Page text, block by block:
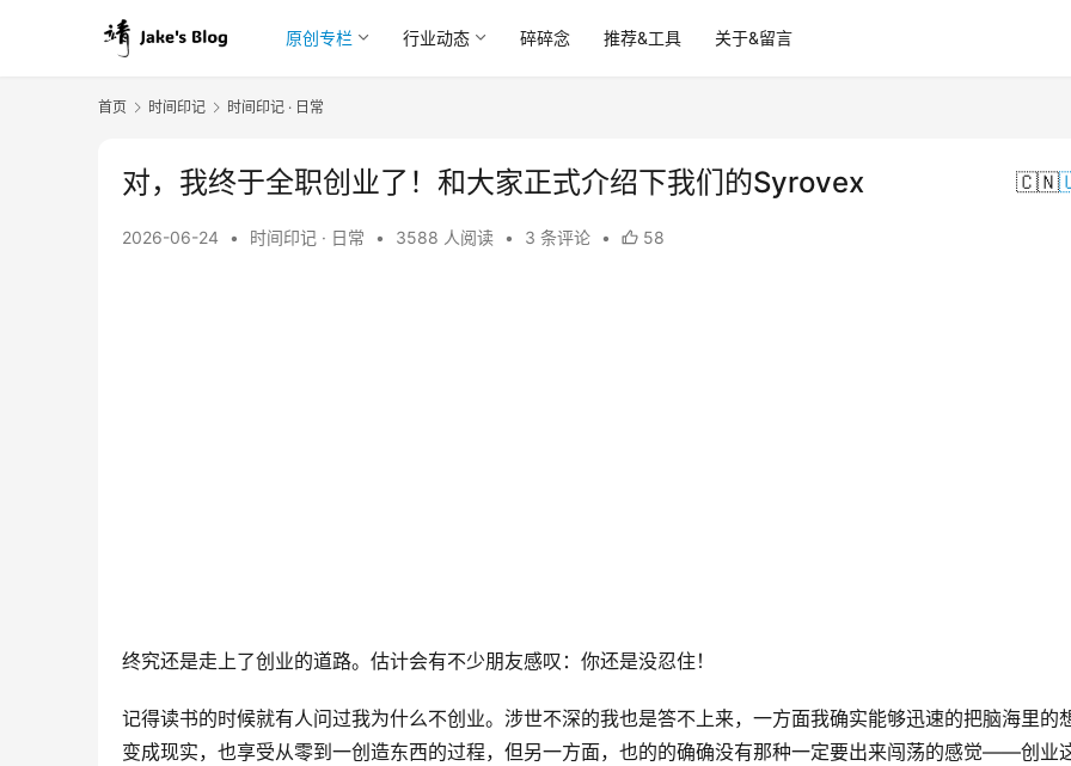
原创专栏 行业动态 碎碎念 推荐&工具 关于&留言
首页 时间印记 时间印记 · 日常
对，我终于全职创业了！和大家正式介绍下我们的Syrovex 🇨🇳
2026-06-24 • 时间印记 · 日常 • 3588 人阅读 • 3 条评论 • 58
终究还是走上了创业的道路。估计会有不少朋友感叹：你还是没忍住！
记得读书的时候就有人问过我为什么不创业。涉世不深的我也是答不上来，一方面我确实能够迅速的把脑海里的
变成现实，也享受从零到一创造东西的过程，但另一方面，也的的确确没有那种一定要出来闯荡的感觉——创业